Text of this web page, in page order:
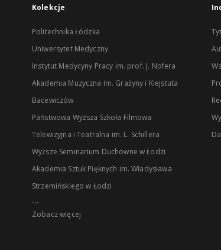
Kolekcje
Politechnika Łódzka
Uniwersytet Medyczny
Instytut Medycyny Pracy im. prof. J. Nofera
Akademia Muzyczna im. Grażyny i Kiejstuta
Bacewiczów
Państwowa Wyższa Szkoła Filmowa
Telewizyjna i Teatralna im. L. Schillera
Wyższe Seminarium Duchowne w Łodzi
Akademia Sztuk Pięknych im. Władysława
Strzemińskiego w Łodzi
...
Zobacz więcej